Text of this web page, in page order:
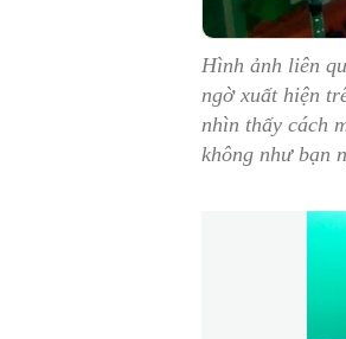
Hình ảnh liên
ngờ xuất hiện
nhìn thấy cách
không như bạn